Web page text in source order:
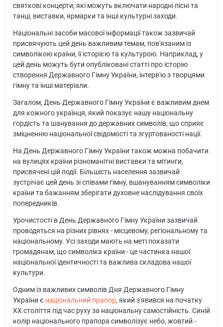
святкові концерти, які можуть включати народні пісні та
танці, виставки, ярмарки та інші культурні заходи.
Національні засоби масової інформації також зазвичай
присвячують цей день важливим темам, пов'язаним із
символікою країни, її історією та культурою. Наприклад, у
цей день можуть бути опубліковані статті про історію
створення Державного Гімну України, інтерв'ю з творцями
гімну та інші матеріали.
Загалом, День Державного Гімну України є важливим днем
для кожного українця, який показує нашу національну
гордість та шанування до державних символів, що сприяє
зміцненню національної свідомості та згуртованості нації.
На День Державного Гімну України також можна побачити
на вулицях країни різноманітні виставки та мітинги,
присвячені цій події. Більшість населення зазвичай
зустрічає цей день зі співами гімну, вшануванням символіки
країни та бажанням зберігати духовне наслідування своїх
попередників.
Урочистості в День Державного Гімну України зазвичай
проводяться на різних рівнях - місцевому, регіональному та
національному. Усі заходи мають на меті показати
громадянам, що символіка країни - це частинка нашої
національної ідентичності та важлива складова нашої
культури.
Одним із важливих символів Дня Державного Гімну
України є національний прапор, який з'явився на початку
ХХ століття під час руху за національну самостійність. Синій
колір національного прапора символізує небо, жовтий -